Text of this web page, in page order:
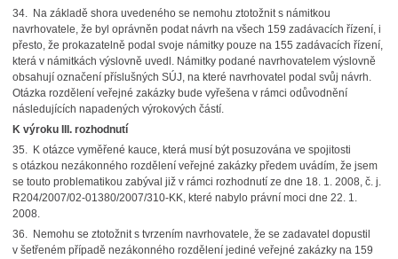
34. Na základě shora uvedeného se nemohu ztotožnit s námitkou
navrhovatele, že byl oprávněn podat návrh na všech 159 zadávacích řízení, i
přesto, že prokazatelně podal svoje námitky pouze na 155 zadávacích řízení,
která v námitkách výslovně uvedl. Námitky podané navrhovatelem výslovně
obsahují označení příslušných SÚJ, na které navrhovatel podal svůj návrh.
Otázka rozdělení veřejné zakázky bude vyřešena v rámci odůvodnění
následujících napadených výrokových částí.
K výroku III. rozhodnutí
35. K otázce vyměřené kauce, která musí být posuzována ve spojitosti
s otázkou nezákonného rozdělení veřejné zakázky předem uvádím, že jsem
se touto problematikou zabýval již v rámci rozhodnutí ze dne 18. 1. 2008, č. j.
R204/2007/02-01380/2007/310-KK, které nabylo právní moci dne 22. 1.
2008.
36. Nemohu se ztotožnit s tvrzením navrhovatele, že se zadavatel dopustil
v šetřeném případě nezákonného rozdělení jediné veřejné zakázky na 159